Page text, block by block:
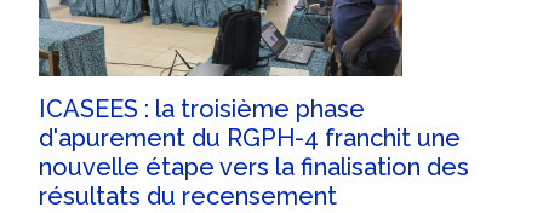
ICASEES : la troisième phase
d'apurement du RGPH-4 franchit une
nouvelle étape vers la finalisation des
résultats du recensement